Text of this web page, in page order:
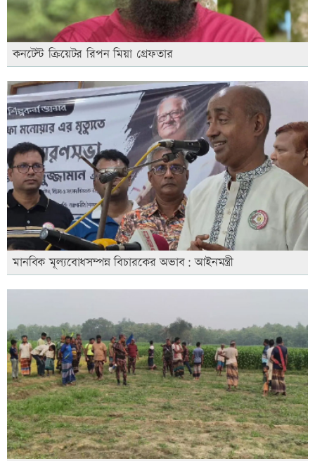
কনটেন্ট ক্রিয়েটর রিপন মিয়া গ্রেফতার
মানবিক মূল্যবোধসম্পন্ন বিচারকের অভাব: আইনমন্ত্রী